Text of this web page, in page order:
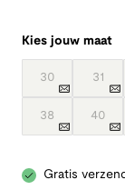
Kies jouw maat
30 31
38 40
Gratis